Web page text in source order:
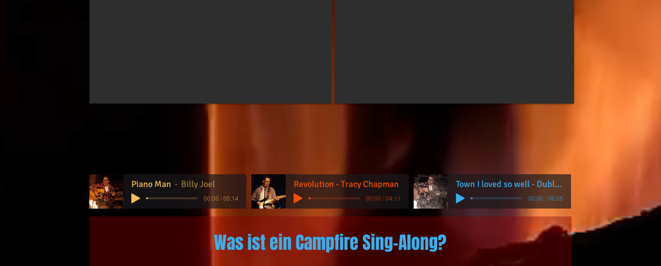
Piano Man Billy Joel
00:00 / 05:14
Revolution - Tracy Chapman
00:00 / 04:11
Town I loved so well - Dubliners
00:00 / 06:05
Was ist ein Campfire Sing-Along?